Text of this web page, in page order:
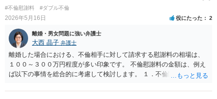
#不倫慰謝料 #ダブル不倫
2026年5月16日 役にたった 2
離婚・男女問題に強い弁護士
大西 晶子 弁護士
離婚した場合における、不倫相手に対して請求する慰謝料の相場は、
１００～３００万円程度が多い印象です。 不倫慰謝料の金額は、例え
ば以下の事情を総合的に考慮して検討します。 １．不倫関係の悪質性
りどの程度害されたか ・婚姻期間の長さ ・夫婦関係が円満だったか否